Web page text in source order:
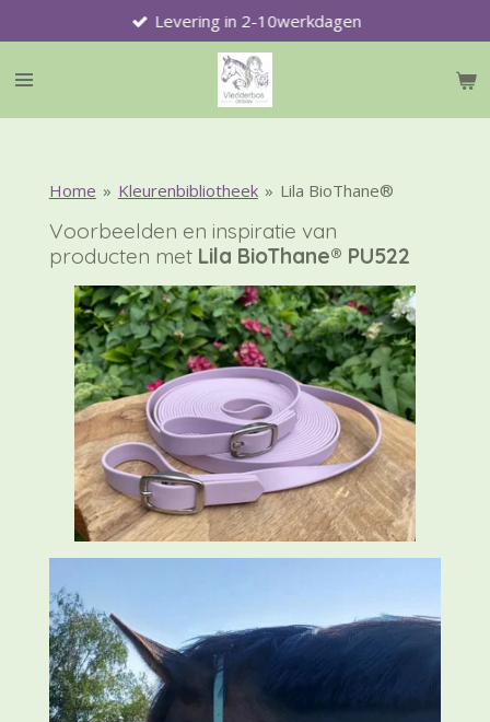
direct
naar
hoofdinhoud
Levering in 2-10werkdagen
Home » Kleurenbibliotheek » Lila BioThane®
Voorbeelden en inspiratie van
producten met Lila BioThane® PU522